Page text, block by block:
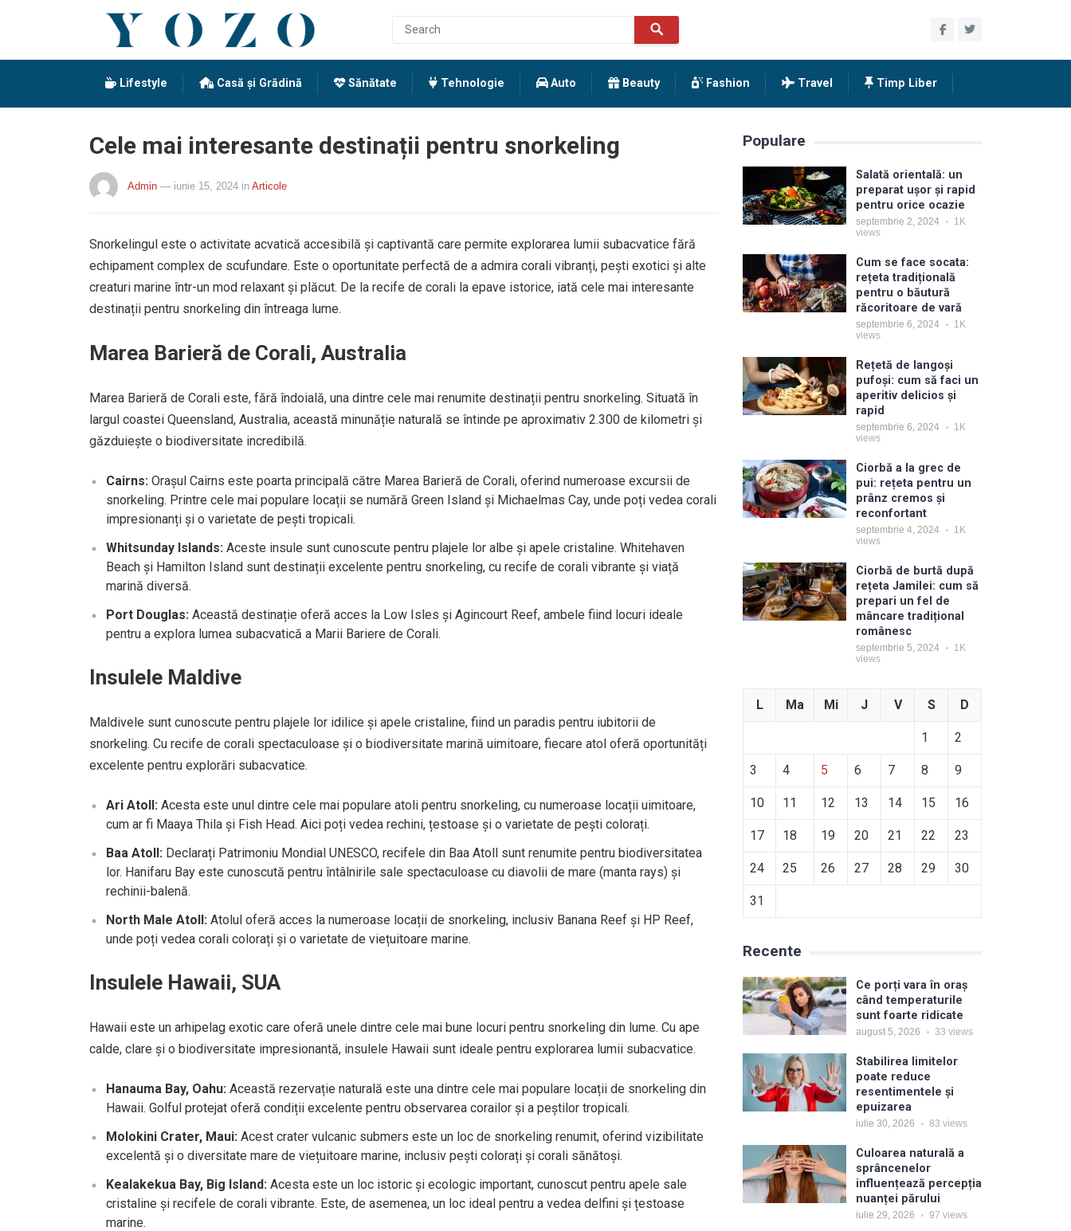
Lifestyle Casă și Grădină Sănătate Tehnologie Auto Beauty Fashion Travel Timp Liber
Cele mai interesante destinații pentru snorkeling
Admin — iunie 15, 2024 in Articole
Snorkelingul este o activitate acvatică accesibilă și captivantă care permite explorarea lumii subacvatice fără
echipament complex de scufundare. Este o oportunitate perfectă de a admira corali vibranți, pești exotici și alte
creaturi marine într-un mod relaxant și plăcut. De la recife de corali la epave istorice, iată cele mai interesante
destinații pentru snorkeling din întreaga lume.
Marea Barieră de Corali, Australia
Marea Barieră de Corali este, fără îndoială, una dintre cele mai renumite destinații pentru snorkeling. Situată în
largul coastei Queensland, Australia, această minunăție naturală se întinde pe aproximativ 2.300 de kilometri și
găzduiește o biodiversitate incredibilă.
Cairns: Orașul Cairns este poarta principală către Marea Barieră de Corali, oferind numeroase excursii de
snorkeling. Printre cele mai populare locații se numără Green Island și Michaelmas Cay, unde poți vedea corali
impresionanți și o varietate de pești tropicali.
Whitsunday Islands: Aceste insule sunt cunoscute pentru plajele lor albe și apele cristaline. Whitehaven
Beach și Hamilton Island sunt destinații excelente pentru snorkeling, cu recife de corali vibrante și viață
marină diversă.
Port Douglas: Această destinație oferă acces la Low Isles și Agincourt Reef, ambele fiind locuri ideale
pentru a explora lumea subacvatică a Marii Bariere de Corali.
Insulele Maldive
Maldivele sunt cunoscute pentru plajele lor idilice și apele cristaline, fiind un paradis pentru iubitorii de
snorkeling. Cu recife de corali spectaculoase și o biodiversitate marină uimitoare, fiecare atol oferă oportunități
excelente pentru explorări subacvatice.
Ari Atoll: Acesta este unul dintre cele mai populare atoli pentru snorkeling, cu numeroase locații uimitoare,
cum ar fi Maaya Thila și Fish Head. Aici poți vedea rechini, țestoase și o varietate de pești colorați.
Baa Atoll: Declarați Patrimoniu Mondial UNESCO, recifele din Baa Atoll sunt renumite pentru biodiversitatea
lor. Hanifaru Bay este cunoscută pentru întâlnirile sale spectaculoase cu diavolii de mare (manta rays) și
rechinii-balenă.
North Male Atoll: Atolul oferă acces la numeroase locații de snorkeling, inclusiv Banana Reef și HP Reef,
unde poți vedea corali colorați și o varietate de viețuitoare marine.
Insulele Hawaii, SUA
Hawaii este un arhipelag exotic care oferă unele dintre cele mai bune locuri pentru snorkeling din lume. Cu ape
calde, clare și o biodiversitate impresionantă, insulele Hawaii sunt ideale pentru explorarea lumii subacvatice.
Hanauma Bay, Oahu: Această rezervație naturală este una dintre cele mai populare locații de snorkeling din
Hawaii. Golful protejat oferă condiții excelente pentru observarea corailor și a peștilor tropicali.
Molokini Crater, Maui: Acest crater vulcanic submers este un loc de snorkeling renumit, oferind vizibilitate
excelentă și o diversitate mare de viețuitoare marine, inclusiv pești colorați și corali sănătoși.
Kealakekua Bay, Big Island: Acesta este un loc istoric și ecologic important, cunoscut pentru apele sale
cristaline și recifele de corali vibrante. Este, de asemenea, un loc ideal pentru a vedea delfini și țestoase
marine.
Populare
Salată orientală: un
preparat ușor și rapid
pentru orice ocazie
septembrie 2, 2024
1K
views
Cum se face socata:
rețeta tradițională
pentru o băutură
răcoritoare de vară
septembrie 6, 2024
1K
views
Rețetă de langoși
pufoși: cum să faci un
aperitiv delicios și
rapid
septembrie 6, 2024
1K
views
Ciorbă a la grec de
pui: rețeta pentru un
prânz cremos și
reconfortant
septembrie 4, 2024
1K
views
Ciorbă de burtă după
rețeta Jamilei: cum să
prepari un fel de
mâncare tradițional
românesc
septembrie 5, 2024
1K
views
L Ma Mi J V S D
1 2
3 4 5 6 7 8 9
10 11 12 13 14 15 16
17 18 19 20 21 22 23
24 25 26 27 28 29 30
31
Recente
Ce porți vara în oraș
când temperaturile
sunt foarte ridicate
august 5, 2026 33 views
Stabilirea limitelor
poate reduce
resentimentele și
epuizarea
iulie 30, 2026 83 views
Culoarea naturală a
sprâncenelor
influențează percepția
nuanței părului
iulie 29, 2026 97 views